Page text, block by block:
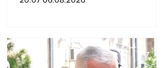
Մատվիենկո